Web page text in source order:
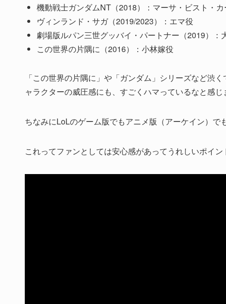
機動戦士ガンダムNT（2018）：マーサ・ビスト・
ヴィンランド・サガ（2019/2023）：エマ役
劇場版ルパン三世グッバイ・パートナー（2019）：
この世界の片隅に（2016）：小林嫁役
「この世界の片隅に」や「ガンダム」シリーズなど渋
ャラクターの威圧感にも、すごくハマっているなと感じ
ちなみにLoLのゲーム版でもアニメ版（アーケイン）で
これってファンとしては安心感があってうれしいポイン